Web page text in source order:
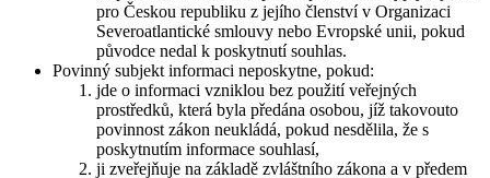
pro Českou republiku z jejího členství v Organizaci
Severoatlantické smlouvy nebo Evropské unii, pokud
původce nedal k poskytnutí souhlas.
Povinný subjekt informaci neposkytne, pokud:
jde o informaci vzniklou bez použití veřejných
prostředků, která byla předána osobou, jíž takovouto
povinnost zákon neukládá, pokud nesdělila, že s
poskytnutím informace souhlasí,
ji zveřejňuje na základě zvláštního zákona a v předem